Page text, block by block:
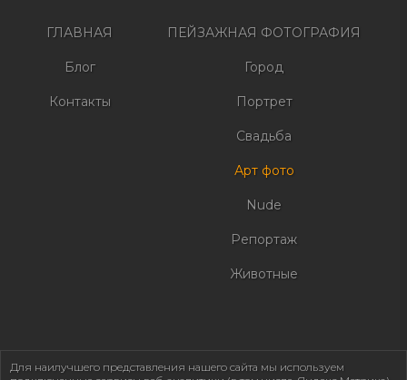
ГЛАВНАЯ
Блог
Контакты
ПЕЙЗАЖНАЯ ФОТОГРАФИЯ
Город
Портрет
Свадьба
Арт фото
Nude
Репортаж
Животные
Для наилучшего представления нашего сайта мы используем